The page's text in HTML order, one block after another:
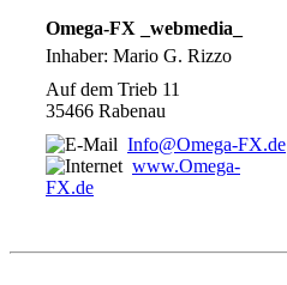
Omega-FX _webmedia_
Inhaber: Mario G. Rizzo
Auf dem Trieb 11
35466 Rabenau
Info@Omega-FX.de
www.Omega-
FX.de